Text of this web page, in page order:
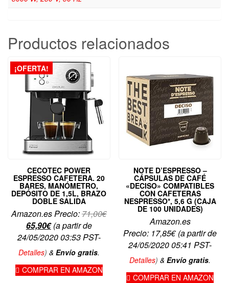
Productos relacionados
¡OFERTA!
CECOTEC POWER
ESPRESSO CAFETERA. 20
BARES, MANÓMETRO,
DEPÓSITO DE 1,5L, BRAZO
DOBLE SALIDA
Amazon.es Precio:71,00€El
original
71,00€.
65,90€El
precio
actual
65,90€.
(a partir de
24/05/2020 03:53 PST-
Detalles) & Envío gratis.
COMPRAR EN AMAZON
NOTE D’ESPRESSO –
CÁPSULAS DE CAFÉ
«DECISO» COMPATIBLES
CON CAFETERAS
NESPRESSO*, 5,6 G (CAJA
DE 100 UNIDADES)
Amazon.es
Precio: 17,85€(a partir de
24/05/2020 05:41 PST-
Detalles)&Envío gratis.
COMPRAR EN AMAZON